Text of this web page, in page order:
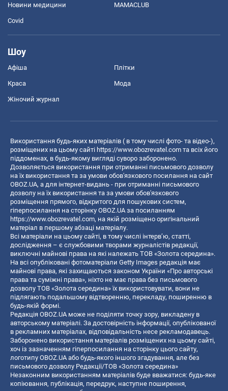
Новини медицини MAMACLUB
Covid
Шоу
Афіша Плітки
Краса Мода
Жіночий журнал
Використання будь-яких матеріалів ( в тому числі фото- та відео-),
розміщених на цьому сайті https://www.obozrevatel.com та всіх його
піддоменах, в будь-якому вигляді суворо заборонено.
Дозволяється використання при отриманні письмового дозволу
на їх використання та за умови обов'язкового посилання на сайт
OBOZ.UA, а для інтернет-видань - при отриманні письмового
дозволу на їх використання та за умови обов'язкового
розміщення прямого, відкритого для пошукових систем,
гіперпосилання на сторінку OBOZ.UA за посиланням
https://www.obozrevatel.com, на якій розміщено оригінальний
матеріал в першому абзаці матеріалу.
Всі матеріали на цьому сайті, в тому числі інтерв’ю, статті,
дослідження – є службовими творами журналістів редакції,
виключні майнові права на які належать ТОВ «Золота середина».
На всі опубліковані фотоматеріали Getty Images редакція має
майнові права, які захищаються законом України «Про авторські
права та суміжні права», ніхто не має права без письмового
дозволу ТОВ «Золота середина» їх використовувати, вони не
підлягають подальшому відтворенню, перекладу, поширенню в
будь-якій формі.
Редакція OBOZ.UA може не поділяти точку зору, викладену в
авторському матеріалі. За достовірність інформації, опублікованої
в рекламних матеріалах, відповідальність несе рекламодавець.
Заборонено використання матеріалів розміщених на цьому сайті,
хоч із зазначенням гіперпосилання на сторінку цього сайту,
логотипу OBOZ.UA або будь-якого іншого згадування, але без
письмового дозволу Редакції/ТОВ «Золота середина»
Незаконним використанням матеріалів буде вважатися: будь-яке
копiювання, публiкацiя, передрук, наступне поширення,